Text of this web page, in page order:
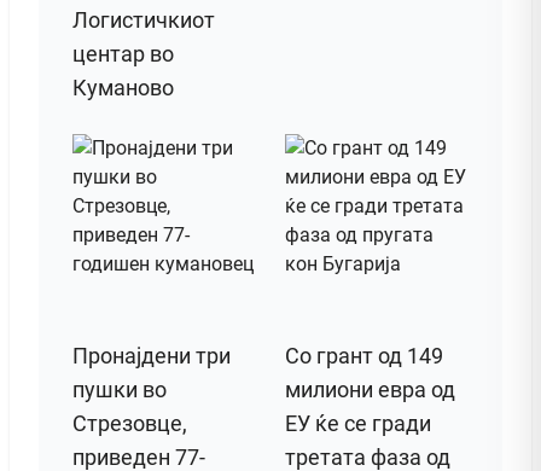
Логистичкиот
центар во
Куманово
Пронајдени три
пушки во
Стрезовце,
приведен 77-
Со грант од 149
милиони евра од
ЕУ ќе се гради
третата фаза од